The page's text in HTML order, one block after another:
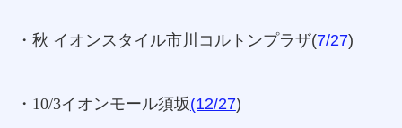
・秋 イオンスタイル市川コルトンプラザ(7/27)
・10/3イオンモール須坂(12/27)